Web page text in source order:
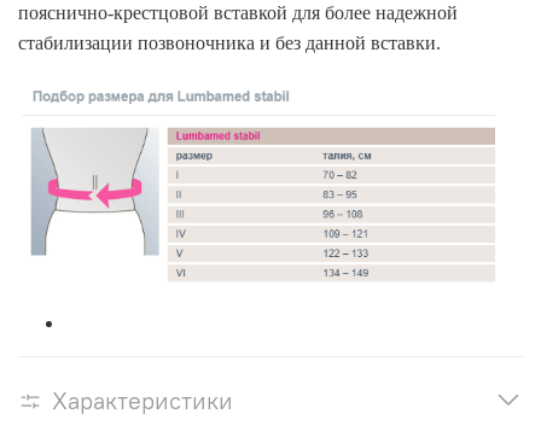
пояснично-крестцовой вставкой для более надежной
стабилизации позвоночника и без данной вставки.
Характеристики